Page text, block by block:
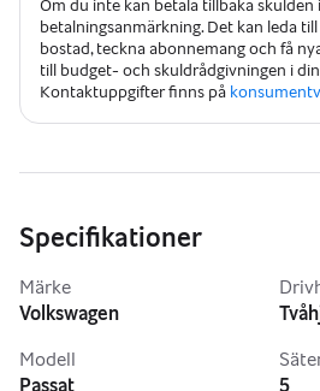
Nyligen utfört arbete
Service utförd 2026-03-09
Nya bromsar fram och bak
Nya stötdämpare fram och bak
Tidigare större service
Om du inte kan betala tillbaka skulden
betalningsanmärkning. Det kan leda
bostad, teckna abonnemang och få
till budget- och skuldrådgivningen i
Kontaktuppgifter finns på
Specifikationer
Märke
Volkswagen
Modell
Passat
5